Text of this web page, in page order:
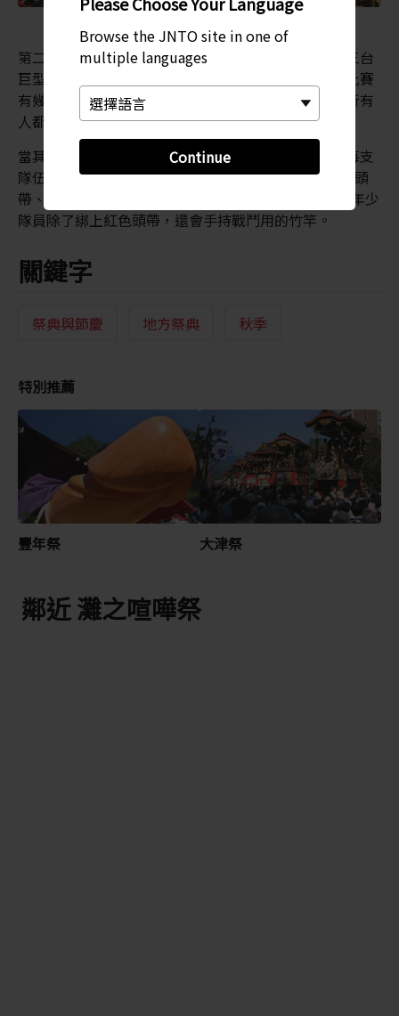
Browse the JNTO site in one of
multiple languages
Continue
第二天則是撞轎的日子，由年輕人組成的隊伍會扛著三台
巨型神輿在街道上遊行，然後以神輿彼此衝撞。雖然比賽
有幾條詳細的規則，但只要抬轎手將神輿扛上肩膀，所有
人都準備就緒後，他們就會開始衝撞，
當其中一座神輿攀上另一座神輿後，比賽就會結束。每支
隊伍會根據年齡分為三組。超過 35 歲的男性會綁白色頭
帶、26 到 35 歲的男性會綁黃色頭帶，25 歲以下的最年少
隊員除了綁上紅色頭帶，還會手持戰鬥用的竹竿。
關鍵字
祭典與節慶 地方祭典 秋季
特別推薦
豐年祭 大津祭
鄰近 灘之喧嘩祭